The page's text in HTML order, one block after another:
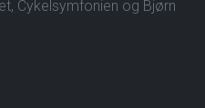
Cykelsymfonien og Bjørn